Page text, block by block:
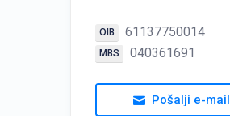
OIB 61137750014
MBS 040361691
Pošalji e-mail